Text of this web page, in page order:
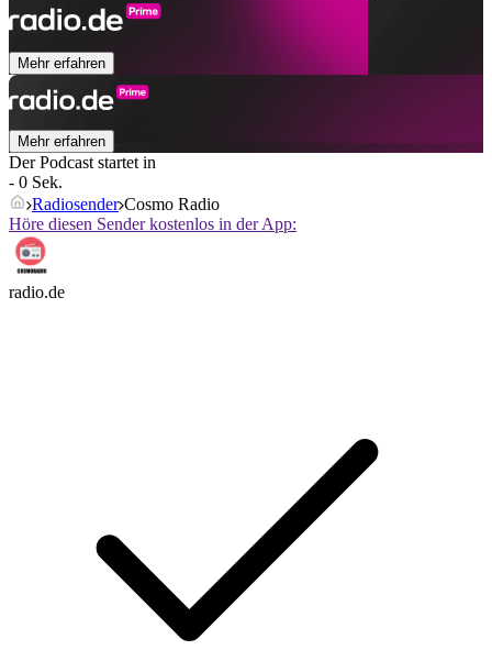
Mehr erfahren
Mehr erfahren
Der Podcast startet in
- 0 Sek.
Radiosender Cosmo Radio
Höre diesen Sender kostenlos in der App:
radio.de